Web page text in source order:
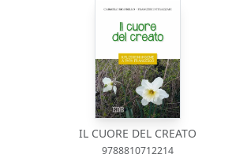
IL CUORE DEL CREATO
9788810712214